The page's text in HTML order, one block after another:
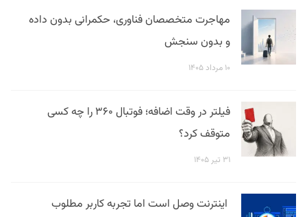
مهاجرت متخصصان فناوری، حکمرانی بدون داده
و بدون سنجش
۱۰ مرداد ۱۴۰۵
فیلتر در وقت اضافه؛ فوتبال ۳۶۰ را چه کسی
متوقف کرد؟
۳۱ تیر ۱۴۰۵
اینترنت وصل است اما تجربه کاربر مطلوب